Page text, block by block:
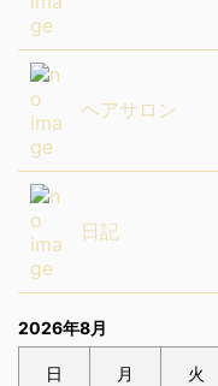
ヘアサロン
日記
2026年8月
日 月 火